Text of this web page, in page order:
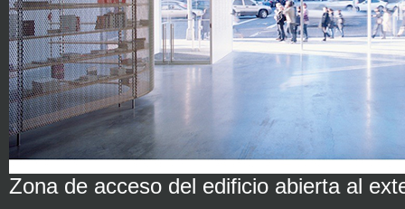
Zona de acceso del edificio abierta al